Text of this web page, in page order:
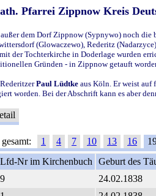
Pfarrei Zippnow Kreis
dem Dorf Zippnow (Sypnywo) noch
(Glowaczewo), Rederitz
der Tochterkirche in Doderlage wurden
Gründen - in Zippnow getauft
Paul Lüdtke aus Köln. Er weist auf
worden. Bei der Abschrift kann es aber
1 4 7 10 13 16
Lfd-Nr im Kirchenbuch Geburt des
9 24.02.1838